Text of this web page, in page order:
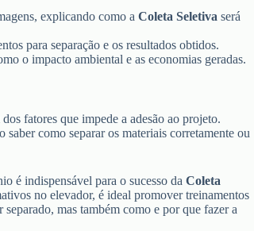
explicando como aColeta Seletiva será
para separação e os resultados obtidos.
o impacto ambiental e as economias geradas.
dos fatores que impede a adesão ao projeto.
saber como separar os materiais corretamente ou
é indispensável para o sucesso daColeta
no elevador, é ideal promover treinamentos
mas também como e por que fazer a